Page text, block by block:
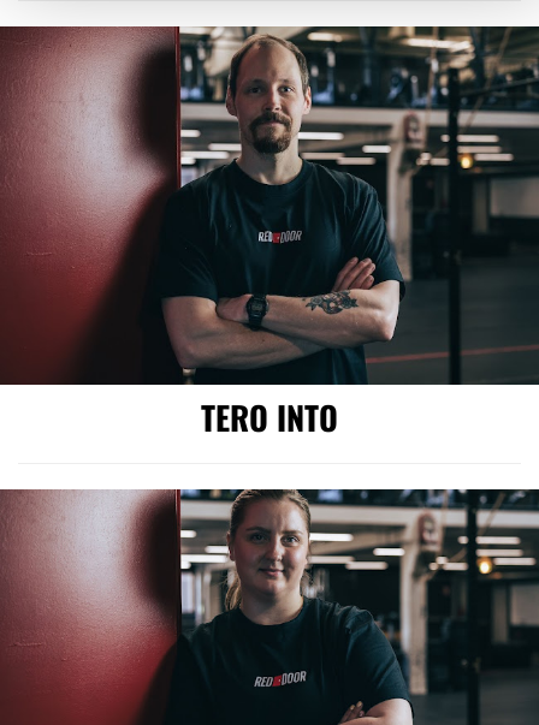
TERO INTO